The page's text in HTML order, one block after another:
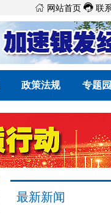
 网站首页  联
政策法规 专题
最新新闻